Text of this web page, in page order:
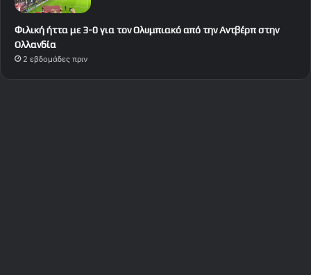
Φιλική ήττα με 3-0 για τον Ολυμπιακό από την Αντβέρπ στην
Ολλανδία
2 εβδομάδες πριν